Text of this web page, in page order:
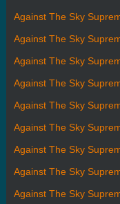
Against The Sky
Against The Sky
Against The Sky
Against The Sky
Against The Sky
Against The Sky
Against The Sky
Against The Sky
Against The Sky